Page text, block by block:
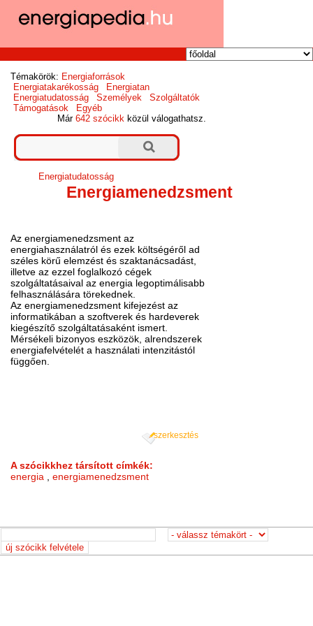
Témakörök: Energiaforrások
Energiatakarékosság
Energiatan
Energiatudatosság
Személyek
Szolgáltatók
Támogatások
Egyéb
Már642 szócikk közül válogathatsz.
Energiatudatosság
Energiamenedzsment
Az energiamenedzsment az
energiahasználatról és ezek költségéről ad
széles körű elemzést és szaktanácsadást,
illetve az ezzel foglalkozó cégek
szolgáltatásaival az energia legoptimálisabb
felhasználására törekednek.
Az energiamenedzsment kifejezést az
informatikában a szoftverek és hardeverek
kiegészítő szolgáltatásaként ismert.
Mérsékeli bizonyos eszközök, alrendszerek
energiafelvételét a használati intenzitástól
függően.
szerkesztés
A szócikkhez társított címkék:
energia ,energiamenedzsment